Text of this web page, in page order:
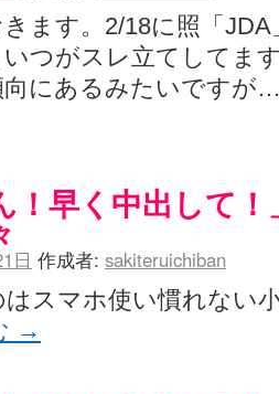
ます。2/18に照「
つがスレ立てしてま
向にあるみたいですが
！早く中出して
日 作成者: sakiteruichiban
スマホ使い慣れない
→